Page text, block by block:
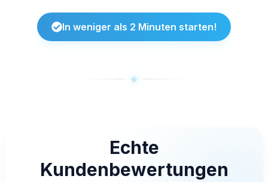
In weniger als 2 Minuten starten!
Echte
Kundenbewertungen